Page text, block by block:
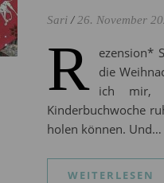
Sari / 26. November
R
ezension*
die
ich mir,
Kinderbuchwoche
holen können. Und…
WEITERLESEN